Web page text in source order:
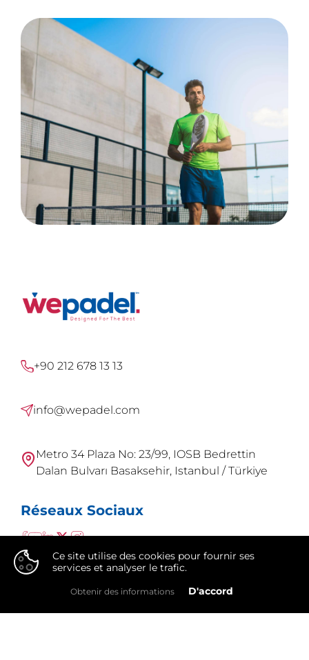
+90 212 678 13 13
info@wepadel.com
Metro 34 Plaza No: 23/99, IOSB Bedrettin
Dalan Bulvarı Basaksehir, Istanbul / Türkiye
Réseaux Sociaux
WePadel est une marque deIntegral Group
Ce site utilise des cookies pour fournir ses
services et analyser le trafic.
Obtenir des informations D'accord